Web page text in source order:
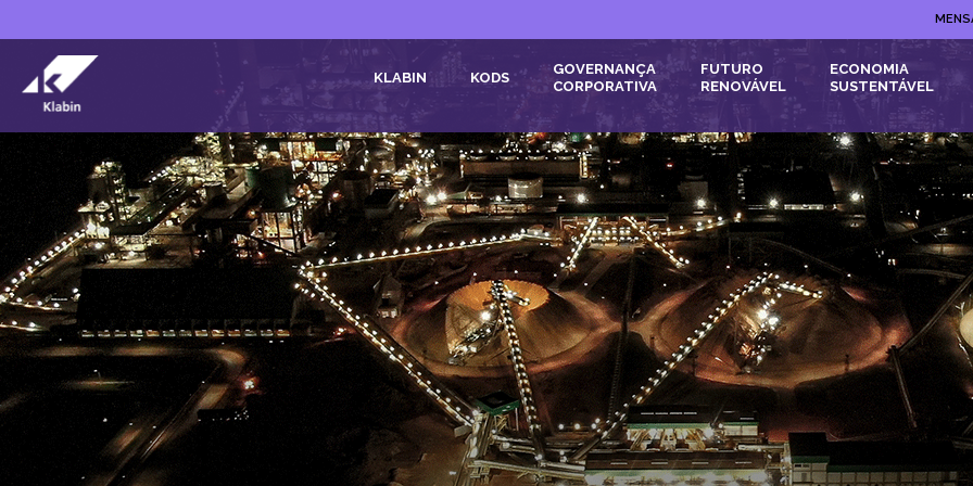
KLABIN KODS
GOVERNANÇA
CORPORATIVA
FUTURO
RENOVÁVEL
ECONOMIA
SUSTENTÁVEL